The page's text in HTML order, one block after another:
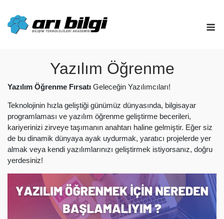
content
Yazılım Öğrenme
Yazılım Öğrenme Fırsatı Geleceğin Yazılımcıları!
Teknolojinin hızla geliştiği günümüz dünyasında, bilgisayar
programlaması ve yazılım öğrenme geliştirme becerileri,
kariyerinizi zirveye taşımanın anahtarı haline gelmiştir. Eğer siz
de bu dinamik dünyaya ayak uydurmak, yaratıcı projelerde yer
almak veya kendi yazılımlarınızı geliştirmek istiyorsanız, doğru
yerdesiniz!